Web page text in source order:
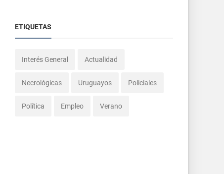
ETIQUETAS
Interés General Actualidad
Necrológicas Uruguayos Policiales
Política Empleo Verano